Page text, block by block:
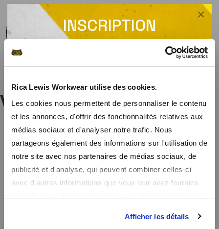
Rica Lewis Workwear utilise des cookies.
Les cookies nous permettent de personnaliser le contenu
et les annonces, d'offrir des fonctionnalités relatives aux
médias sociaux et d'analyser notre trafic. Nous
partageons également des informations sur l'utilisation de
notre site avec nos partenaires de médias sociaux, de
publicité et d'analyse, qui peuvent combiner celles-ci
avec d'autres informations que vous leur avez fournies
Afficher les détails
INSCRIPTION
NEWSLETTER
Recevez un code promo de -10% sur tout le
En vous inscrivant à notre newsletter, vous recevrez nos promos
en avant première et un code promo de bienvenue de -10%
×
Guide des tailles- Conseils d'entretien
Vous aimerez aussi...